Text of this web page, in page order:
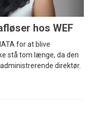
hos WEF
for at blive
stå tom længe, da den
direktør.